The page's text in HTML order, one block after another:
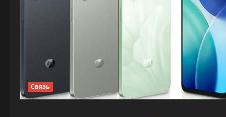
Связь